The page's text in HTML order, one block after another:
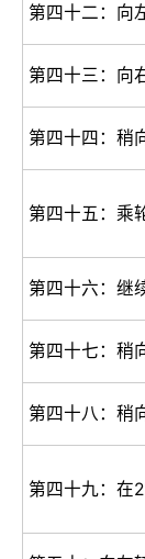
第四十二：向
第四十三：向
第四十四：稍
第四十五：乘
第四十六：继
第四十七：稍
第四十八：稍
第四十九：在